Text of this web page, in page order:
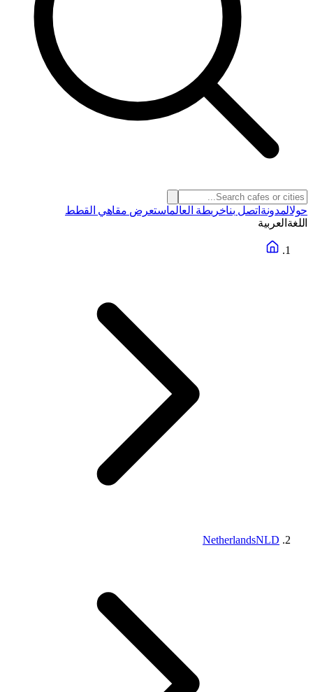
حولالمدونة اتصل بناخريطة العالماستعرض مقاهي القطط
اللغة العربية
NetherlandsNLD